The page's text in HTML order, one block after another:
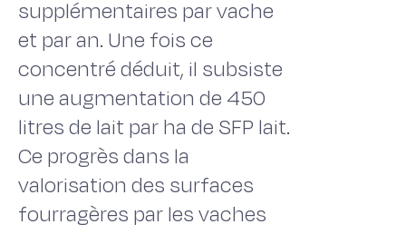
supplémentaires par vache
et par an. Une fois ce
concentré déduit, il subsiste
une augmentation de 450
litres de lait par ha de SFP lait.
Ce progrès dans la
valorisation des surfaces
fourragères par les vaches